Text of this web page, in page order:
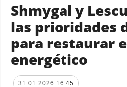
TODAS LAS
CATEGORÍAS
Guerra
Reconstrucción
de Ucrania
Shmygal y
las prioridades
para restaurar
energético
31.01.2026 16:45